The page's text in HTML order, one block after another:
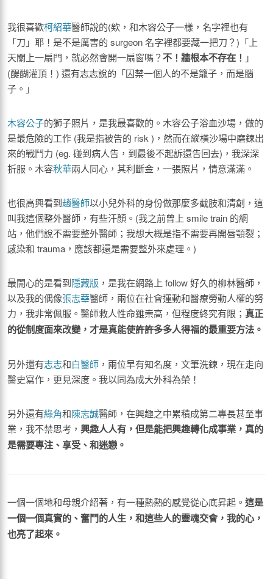
我很喜歡柯紹華醫師說的(欸，和木容公子一樣，名字裡也有
「刀」耶！是不是厲害的 surgeon 名字裡都要藏一把刀？)「上
天關上一扇門，就必然會開一扇窗嗎？不！牆根本不存在！ 」
(醍醐灌頂！) 還有志志說的「囚禁一個人的不是籠子，而是腦
子。」
木容公子的獅子照片，是我最喜歡的。木容公子浴血沙場，做的
是最危險的工作 (我是指被告的 risk )，然而在縱橫沙場中磨鍊出
來的戰鬥力 (eg. 碰到病人告，到最後不起訴還告回去)，我深深
折服。木容秋華兩人同心，其利斷金，一張照片，情意滿滿。
也很高興看到趙醫師以小兒外科的身份做那麼多截肢和清創，這
叫我這個整外醫師，有些汗顏。(我之前曾上 smile train 的網
站，他們說不需要整外醫師；我想大概是指不需要再開唇顎裂；
感染和 trauma，應該都還是需要整外來處理。)
最開心的是看到隱藏版 ，是我在網路上 follow 好久的柳林醫師，
以及我的偶像張志華醫師，兩位在社會運動和醫療勞動人權的努
力，我非常佩服。醫師救人性命雖崇高，但程度終究有限； 真正
的從制度面來改變，才是真能使許許多多人得福的最重要方法。
另外還有志志和白醫師 ，兩位早有知名度，文筆洗鍊，現在走向
醫史寫作，更見深度。我以同為成大外科為榮！
另外還有綠角和陳志誠醫師，在興趣之中累積成第二專長甚至事
業，我不禁思考， 興趣人人有，但是能把興趣轉化成事業，真的
是需要專注、享受、和迷戀。
一個一個地和母親介紹著，有一種熱熱的感覺從心底昇起。 這是
一個一個真實的、奮鬥的人生，和這些人的靈魂交會，我的心，
也亮了起來。